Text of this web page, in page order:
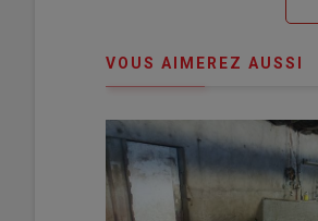
VOUS AIMEREZ AUSSI